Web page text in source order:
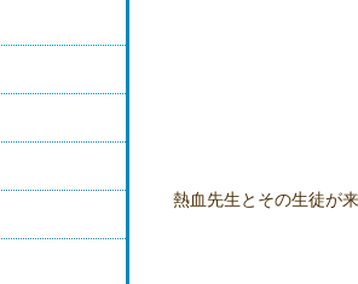
熱血先生とその生徒が